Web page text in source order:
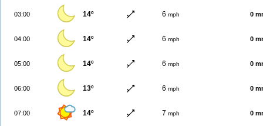
03:00 14º 6 mph 0
04:00 14º 6 mph 0
05:00 14º 6 mph 0
06:00 13º 6 mph 0
07:00 14º 7 mph 0